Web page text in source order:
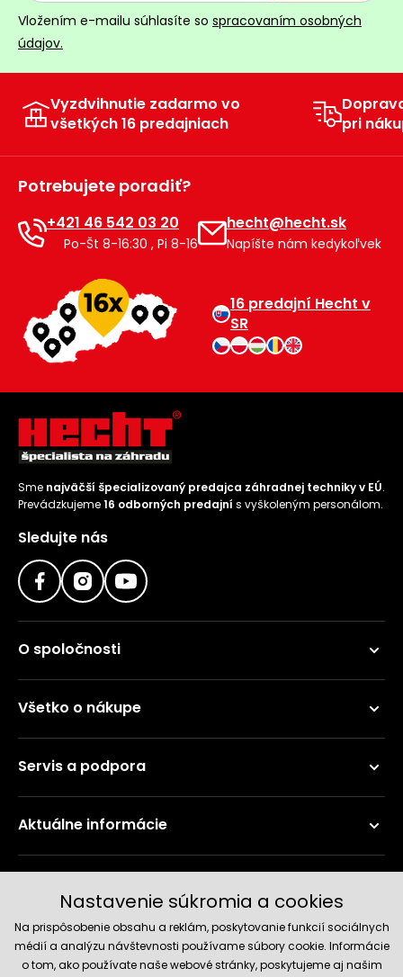
Vložením e-mailu súhlasíte so spracovaním osobných
údajov.
Vyzdvihnutie zadarmo vo
všetkých 16 predajniach
pri
Potrebujete poradiť?
+421 46 542 03 20
Po-Št 8-16:30 , Pi 8-16
hecht@hecht.sk
Napíšte nám kedykoľvek
16 predajní Hecht v
SR
Sme najväčší špecializovaný predajca záhradnej techniky v EÚ.
Prevádzkujeme16 odborných predajní s vyškoleným personálom.
Sledujte nás
O spoločnosti
Všetko o nákupe
Servis a podpora
Aktuálne informácie
Nastavenie súkromia a cookies
Na prispôsobenie obsahu a reklám, poskytovanie funkcií sociálnych
médií a analýzu návštevnosti používame súbory cookie. Informácie
o tom, ako používate naše webové stránky, poskytujeme aj našim